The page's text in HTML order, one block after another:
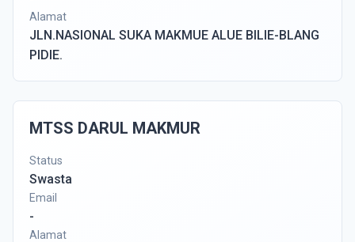
Alamat
JLN.NASIONAL SUKA MAKMUE ALUE BILIE-BLANG
PIDIE.
MTSS DARUL MAKMUR
Status
Swasta
Email
-
Alamat